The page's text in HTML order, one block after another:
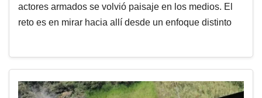
actores armados se volvió paisaje en los medios. El
reto es en mirar hacia allí desde un enfoque distinto